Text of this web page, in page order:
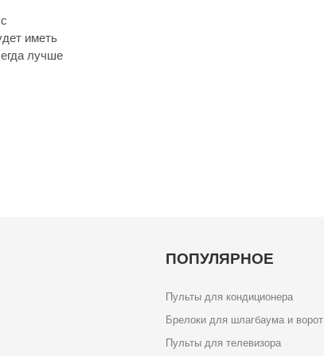
иметь
лучше
ПОПУЛЯРНОЕ
Пульты для кондиционера
Брелоки для шлагбаума и ворот
Пульты для телевизора